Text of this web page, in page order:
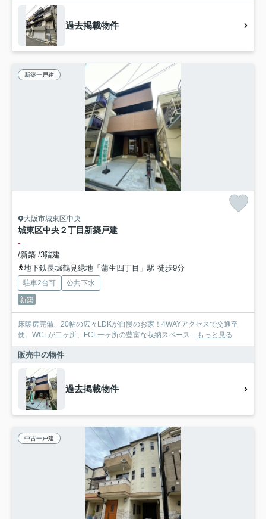
過去掲載物件
新築一戸建
大阪市城東区中央
城東区中央２丁目新築戸建
-
/新築 /3階建
地下鉄長堀鶴見緑地「蒲生四丁目」駅 徒歩9分
駐車2台可
公共下水
新築
床暖房完備、20帖の広々LDKが自慢のお家！4WAYアクセスで交通至
便。WCLが二ヶ所、FCL一ヶ所の豊富な収納スペース... もっと見る
販売中の物件
過去掲載物件
中古一戸建